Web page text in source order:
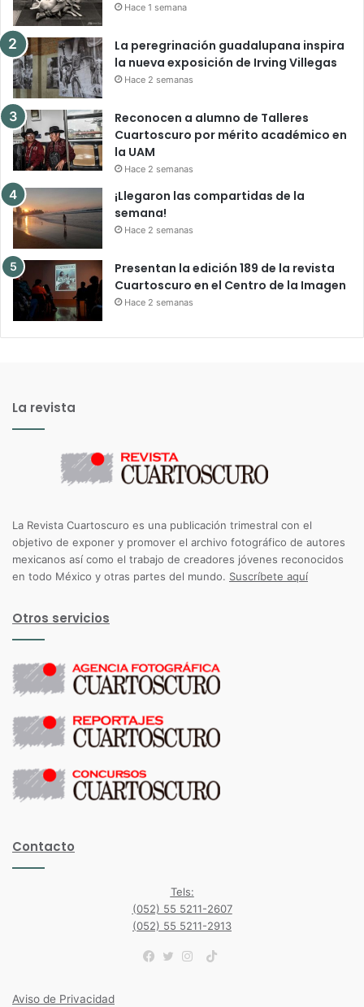
Hace 1 semana
La peregrinación guadalupana inspira
la nueva exposición de Irving Villegas
Hace 2 semanas
Reconocen a alumno de Talleres
Cuartoscuro por mérito académico en
la UAM
Hace 2 semanas
¡Llegaron las compartidas de la
semana!
Hace 2 semanas
Presentan la edición 189 de la revista
Cuartoscuro en el Centro de la Imagen
Hace 2 semanas
La revista
La Revista Cuartoscuro es una publicación trimestral con el
objetivo de exponer y promover el archivo fotográfico de autores
mexicanos así como el trabajo de creadores jóvenes reconocidos
en todo México y otras partes del mundo. Suscríbete aquí
Otros servicios
Contacto
Tels:
(052) 55 5211-2607
(052) 55 5211-2913
TikTok
Aviso de Privacidad